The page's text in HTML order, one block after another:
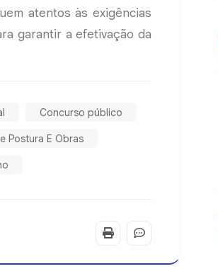
atentos às exigências
garantir a efetivação da
Concurso público
Postura E Obras